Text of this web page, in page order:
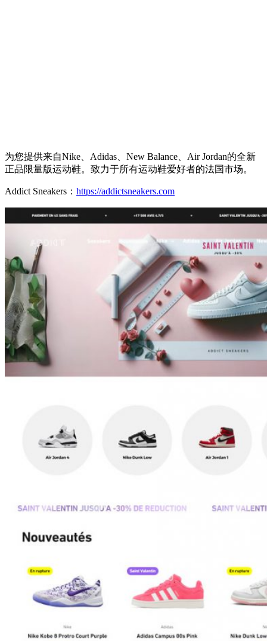
为您提供来自Nike、Adidas、New Balance、Air Jordan的全新
正品限量版运动鞋。致力于所有运动鞋爱好者的法国市场。
Addict Sneakers： https://addictsneakers.com